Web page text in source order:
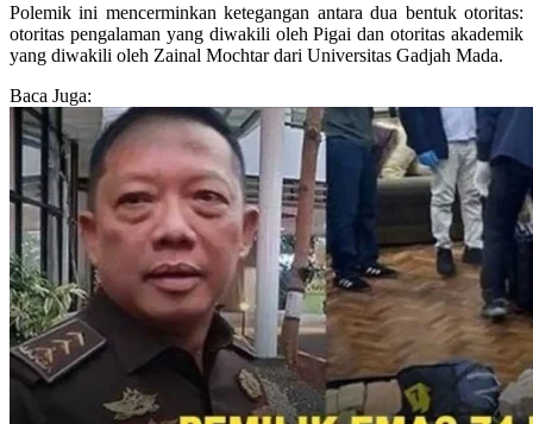
Polemik ini mencerminkan ketegangan antara dua bentuk otoritas:
otoritas pengalaman yang diwakili oleh Pigai dan otoritas akademik
yang diwakili oleh Zainal Mochtar dari Universitas Gadjah Mada.
Baca Juga: